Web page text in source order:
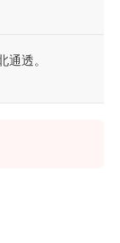
透。